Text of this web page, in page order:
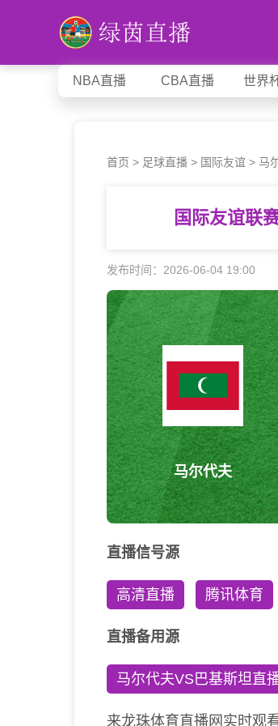
NBA直播 CBA直播 世界
首页 > 足球直播 > 国际友谊 > 马
国际友谊联
发布时间：2026-06-04 19:00
马尔代夫
直播信号源
高清直播 腾讯体育
直播备用源
马尔代夫VS巴基斯坦直
来龙珠体育直播网实时观